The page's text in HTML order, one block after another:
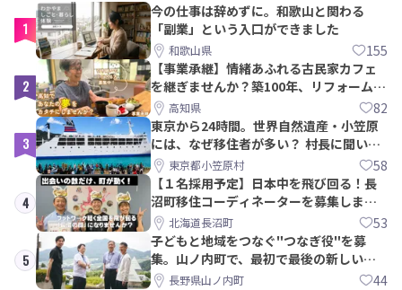
1
今の仕事は辞めずに。和歌山と関わる
「副業」という入口ができました
和歌山県 155
2
【事業承継】情緒あふれる古民家カフェ
を継ぎませんか？築100年、リフォームか
ら約10年！
高知県 82
3
東京から24時間。世界自然遺産・小笠原
には、なぜ移住者が多い？ 村長に聞いて
みた東京都小笠原村 58
4
【１名採用予定】日本中を飛び回る！長
沼町移住コーディネーターを募集しま
す！北海道長沼町 53
5
子どもと地域をつなぐ"つなぎ役"を募
集。山ノ内町で、最初で最後の新しい学
校づくりを一緒に
長野県山ノ内町 44